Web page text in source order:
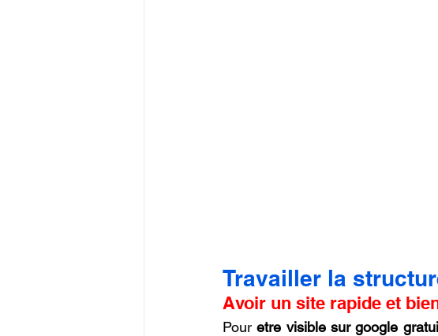
Travailler la
Avoir un site rapide et
Pour etre visible sur google